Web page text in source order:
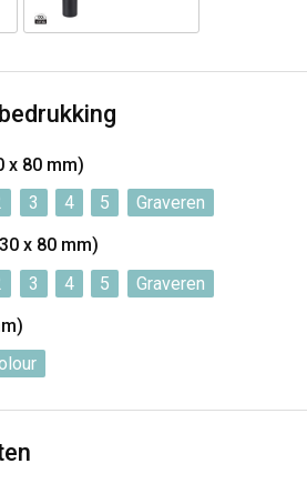
x 80 mm)
3 4 5
Graveren
x 80 mm)
3 4 5
Graveren